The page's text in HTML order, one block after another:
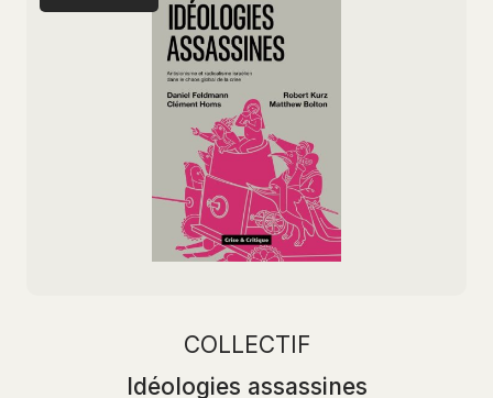
COLLECTIF
Idéologies assassines